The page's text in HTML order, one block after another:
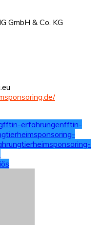
GmbH & Co. KG
fftin-erfahrungenfftin-
tierheimsponsoring-
tierheimsponsoring-